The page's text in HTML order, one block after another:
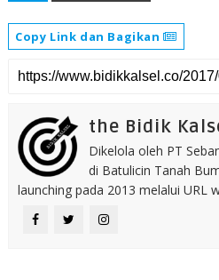
Copy Link dan Bagikan
the Bidik
Dikelola oleh PT
di Batulicin Tanah
launching pada 2013 melalui URL